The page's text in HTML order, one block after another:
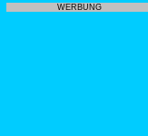
WERBUNG